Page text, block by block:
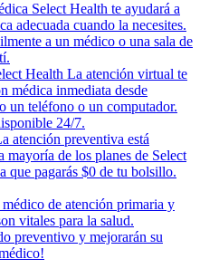
Select Health te ayudará a
adecuada cuando la necesites.
a un médico o una sala de
Health La atención virtual te
médica inmediata desde
un teléfono o un computador.
24/7.
atención preventiva está
mayoría de los planes de Select
que pagarás $0 de tu bolsillo.
de atención primaria y
vitales para la salud.
preventivo y mejorarán su